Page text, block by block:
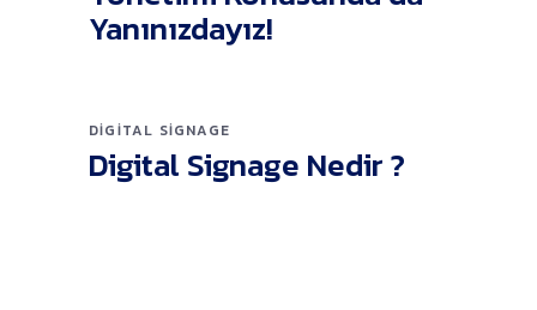
Yanınızdayız!
DIGITAL SIGNAGE
Digital Signage Nedir ?